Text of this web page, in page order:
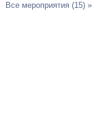
Все мероприятия (15) »